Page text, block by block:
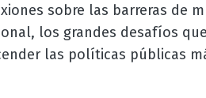
sobre las barreras de
los grandes desafíos
las políticas públicas